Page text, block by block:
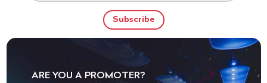
ARE YOU A PROMOTER?